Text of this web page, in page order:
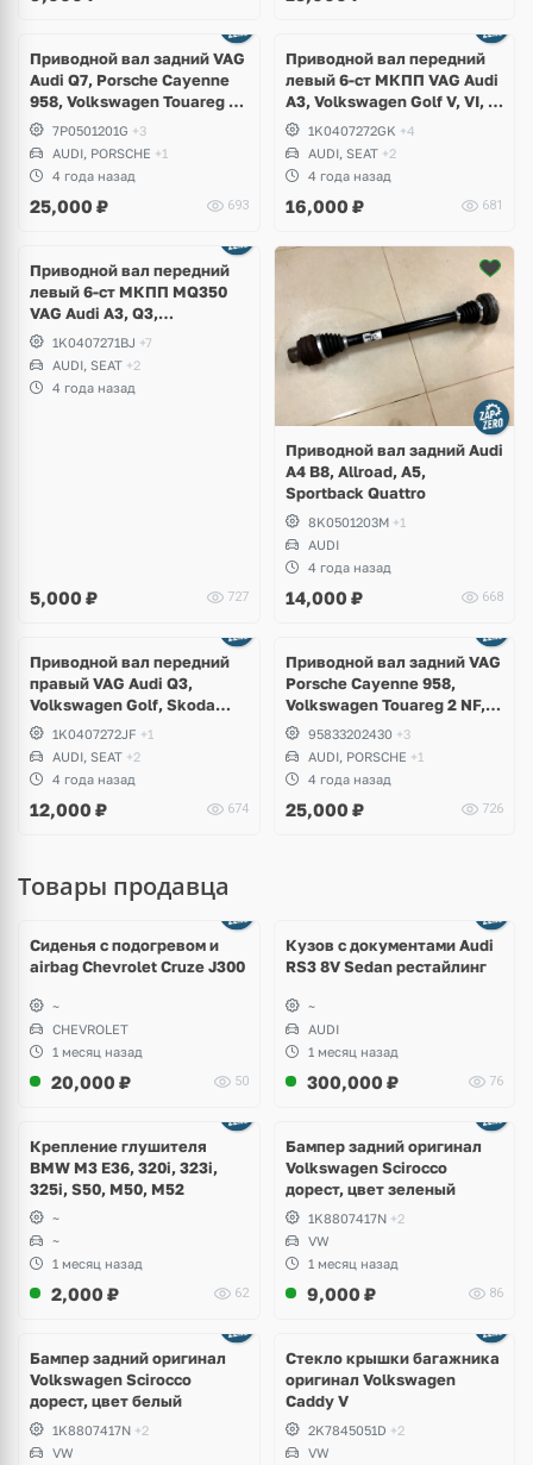
Приводной вал задний VAG
Audi Q7, Porsche Cayenne
958, Volkswagen Touareg 2
NF
7P0501201G +3
AUDI, PORSCHE +1
4 года назад
25,000 ₽ 693
Приводной вал передний
левый 6-ст МКПП VAG Audi
A3, Volkswagen Golf V, VI, VI
Passat, Jetta, Skoda
Octavia A5, A7, A8, Seat
Leon
1K0407272GK +4
AUDI, SEAT +2
4 года назад
16,000 ₽ 681
Приводной вал передний
левый 6-ст МКПП MQ350
VAG Audi A3, Q3,
Volkswagen Golf V, VI, Jetta,
Scirocco, Passat, Touran,
Skoda Octavia A5, Superb,
Seat Altea, Leon
1K0407271BJ +7
AUDI, SEAT +2
4 года назад
5,000 ₽ 727
Приводной вал задний Audi
A4 B8, Allroad, A5,
Sportback Quattro
8K0501203M +1
AUDI
4 года назад
14,000 ₽ 668
Приводной вал передний
правый VAG Audi Q3,
Volkswagen Golf, Skoda
Yeti, Seat Altea
1K0407272JF +1
AUDI, SEAT +2
4 года назад
12,000 ₽ 674
Приводной вал задний VAG
Porsche Cayenne 958,
Volkswagen Touareg 2 NF,
Audi Q7
95833202430 +3
AUDI, PORSCHE +1
4 года назад
25,000 ₽ 726
Товары продавца
Сиденья с подогревом и
airbag Chevrolet Cruze J300
~
CHEVROLET
1 месяц назад
20,000 ₽ 50
Кузов с документами Audi
RS3 8V Sedan рестайлинг
~
AUDI
1 месяц назад
300,000 ₽ 76
Крепление глушителя
BMW M3 E36, 320i, 323i,
325i, S50, M50, M52
~
~
1 месяц назад
2,000 ₽ 62
Бампер задний оригинал
Volkswagen Scirocco
дорест, цвет зеленый
1K8807417N +2
VW
1 месяц назад
9,000 ₽ 86
Бампер задний оригинал
Volkswagen Scirocco
дорест, цвет белый
1K8807417N +2
VW
Стекло крышки багажника
оригинал Volkswagen
Caddy V
2K7845051D +2
VW